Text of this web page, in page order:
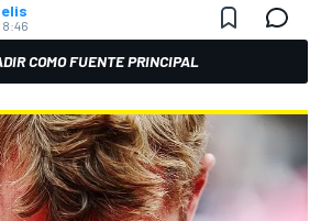
8:46
COMO FUENTE PRINCIPAL